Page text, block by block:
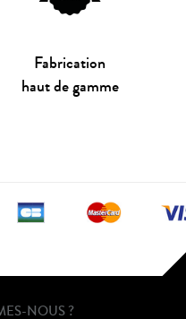
Fabrication
haut de gamme
NOUS ?